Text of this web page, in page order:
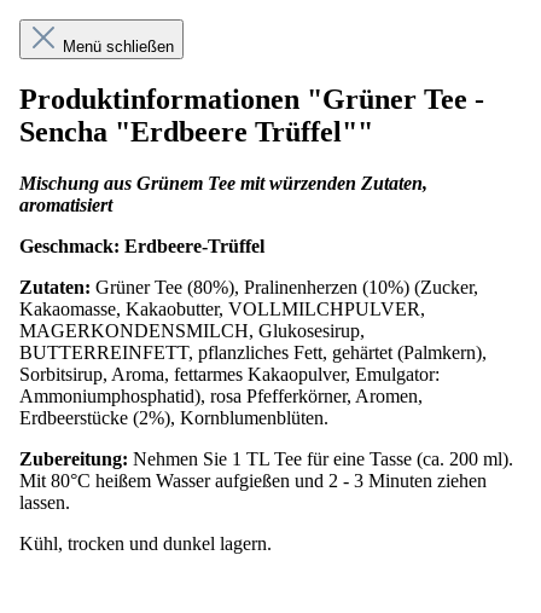
Menü schließen
Produktinformationen "Grüner Tee -
Sencha "Erdbeere Trüffel""
Mischung aus Grünem Tee mit würzenden Zutaten,
aromatisiert
Geschmack: Erdbeere-Trüffel
Zutaten: Grüner Tee (80%), Pralinenherzen (10%) (Zucker,
Kakaomasse, Kakaobutter, VOLLMILCHPULVER,
MAGERKONDENSMILCH, Glukosesirup,
BUTTERREINFETT, pflanzliches Fett, gehärtet (Palmkern),
Sorbitsirup, Aroma, fettarmes Kakaopulver, Emulgator:
Ammoniumphosphatid), rosa Pfefferkörner, Aromen,
Erdbeerstücke (2%), Kornblumenblüten.
Zubereitung: Nehmen Sie 1 TL Tee für eine Tasse (ca. 200 ml).
Mit 80°C heißem Wasser aufgießen und 2 - 3 Minuten ziehen
lassen.
Kühl, trocken und dunkel lagern.